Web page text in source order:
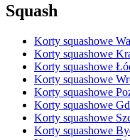
Squash
Korty squashowe
Korty squashowe
Korty squashowe
Korty squashowe
Korty squashowe
Korty squashowe
Korty squashowe
Korty squashowe